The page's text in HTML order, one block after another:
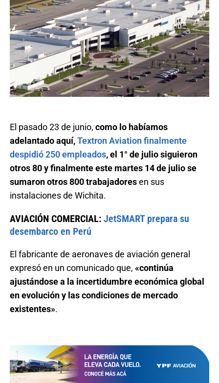
El pasado 23 de junio, como lo habíamos
adelantado aquí,Textron Aviation finalmente
despidió 250 empleados, el 1° de julio siguieron
otros 80 y finalmente este martes 14 de julio se
sumaron otros 800 trabajadoresen sus
instalaciones de Wichita.
AVIACIÓN COMERCIAL: JetSMART prepara su
desembarco en Perú
El fabricante de aeronaves de aviación general
expresó en un comunicado que, «continúa
ajustándose a la incertidumbre económica global
en evolución y las condiciones de mercado
existentes».